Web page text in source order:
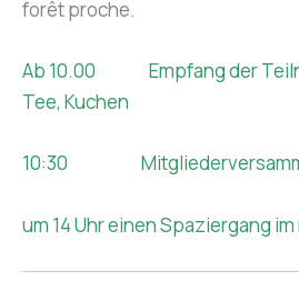
forêt proche.
Ab 10.00 Empfang der
Tee, Kuchen
10:30
um 14 Uhr einen Spaziergang